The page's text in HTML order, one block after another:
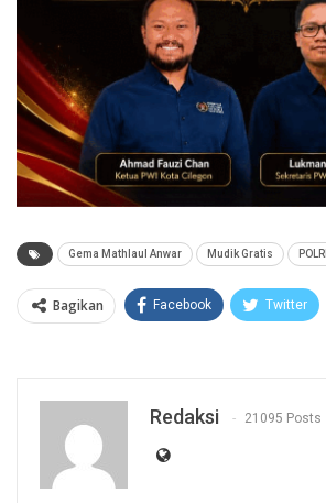
Gema Mathlaul Anwar Mudik Gratis POLRI
Bagikan Facebook Twitter
Redaksi 21095 Posts